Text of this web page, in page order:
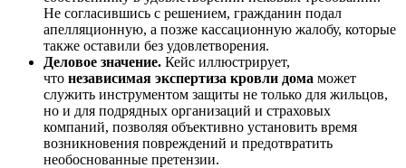
Не согласившись с решением, гражданин подал
апелляционную, а позже кассационную жалобу, которые
также оставили без удовлетворения.
Деловое значение. Кейс иллюстрирует,
что независимая экспертиза кровли дома может
служить инструментом защиты не только для жильцов,
но и для подрядных организаций и страховых
компаний, позволяя объективно установить время
возникновения повреждений и предотвратить
необоснованные претензии.